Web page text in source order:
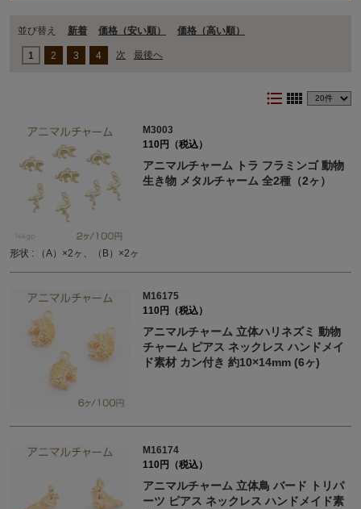
並び替え 新着 価格（安い順） 価格（⾼い順）
1 2 3 4 次 最後へ
format_list_bulleted view_comfy
M3003
110円（税込）
アニマルチャーム トラ フラミンゴ 動物
生き物 メタルチャーム 全2種（2ヶ）
形状 : （A）×2ヶ、（B）×2ヶ
M16175
110円（税込）
アニマルチャーム 立体ハリネズミ 動物
チャーム ピアス ネックレス ハンドメイ
ド素材 カン付き 約10×14mm (6ヶ)
M16174
110円（税込）
アニマルチャーム 立体鳥 バード トリパ
ーツ ピアス ネックレス ハンドメイド素